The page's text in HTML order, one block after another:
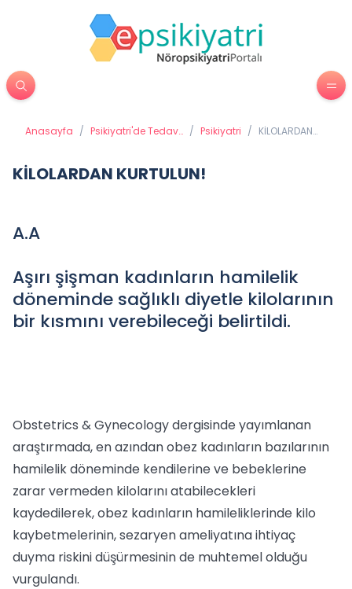
Anasayfa / Psikiyatri'de Tedavi
/ Psikiyatri / KİLOLARDAN
KİLOLARDAN KURTULUN!
A.A
Aşırı şişman kadınların hamilelik
döneminde sağlıklı diyetle kilolarının
bir kısmını verebileceği belirtildi.
Obstetrics & Gynecology dergisinde yayımlanan
araştırmada, en azından obez kadınların bazılarının
hamilelik döneminde kendilerine ve bebeklerine
zarar vermeden kilolarını atabilecekleri
kaydedilerek, obez kadınların hamileliklerinde kilo
kaybetmelerinin, sezaryen ameliyatına ihtiyaç
duyma riskini düşürmesinin de muhtemel olduğu
vurgulandı.